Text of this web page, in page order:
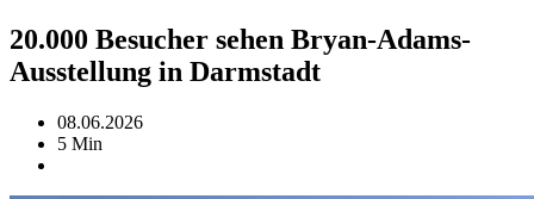
20.000 Besucher sehen Bryan-Adams-
Ausstellung in Darmstadt
08.06.2026
5 Min